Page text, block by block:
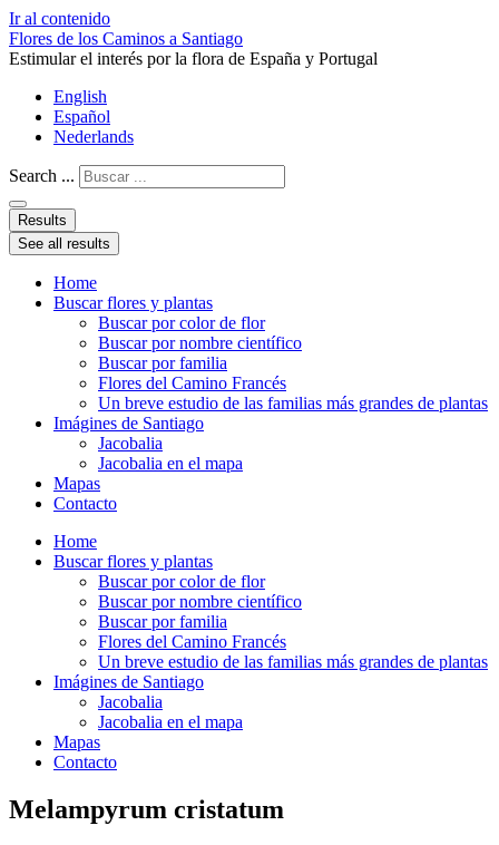
Ir al contenido
Flores de los Caminos a Santiago
Estimular el interés por la flora de España y Portugal
English
Español
Nederlands
Search ...
Results
See all results
Home
Buscar flores y plantas
Buscar por color de flor
Buscar por nombre científico
Buscar por familia
Flores del Camino Francés
Un breve estudio de las familias más grandes de plantas
Imágines de Santiago
Jacobalia
Jacobalia en el mapa
Mapas
Contacto
Home
Buscar flores y plantas
Buscar por color de flor
Buscar por nombre científico
Buscar por familia
Flores del Camino Francés
Un breve estudio de las familias más grandes de plantas
Imágines de Santiago
Jacobalia
Jacobalia en el mapa
Mapas
Contacto
Melampyrum cristatum